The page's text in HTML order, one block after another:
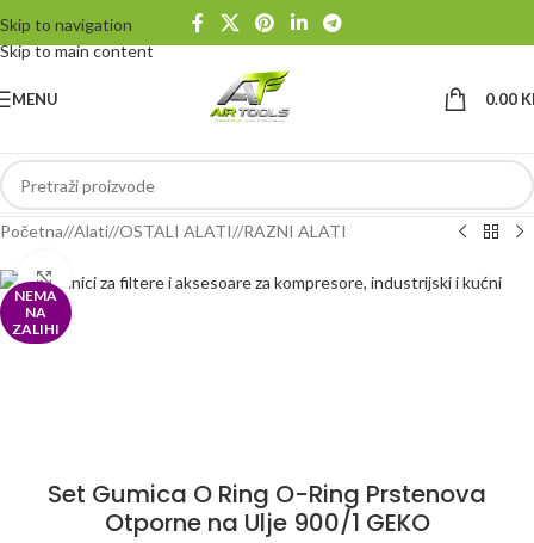
Skip to navigation
Skip to main content
MENU 0.00
Početna/ Alati/ OSTALI ALATI/ RAZNI ALATI
NEMA
NA
ZALIHI
Klikni da uvećaš
Set Gumica O Ring O-Ring Prstenova
Otporne na Ulje 900/1 GEKO